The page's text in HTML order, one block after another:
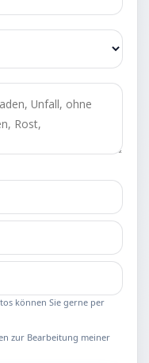
können Sie gerne per
zur Bearbeitung meiner